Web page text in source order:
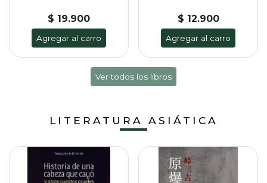
$ 19.900
Agregar al carro
$ 12.900
Agregar al carro
Ver todos los libros
LITERATURA ASIÁTICA